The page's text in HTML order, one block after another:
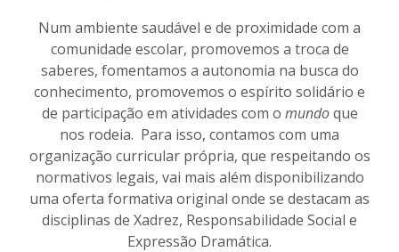
Num ambiente saudável e de proximidade com a
comunidade escolar, promovemos a troca de
saberes, fomentamos a autonomia na busca do
conhecimento, promovemos o espírito solidário e
de participação em atividades com o mundoque
nos rodeia. Para isso, contamos com uma
organização curricular própria, que respeitando os
normativos legais, vai mais além disponibilizando
uma oferta formativa original onde se destacam as
disciplinas de Xadrez, Responsabilidade Social e
Expressão Dramática.